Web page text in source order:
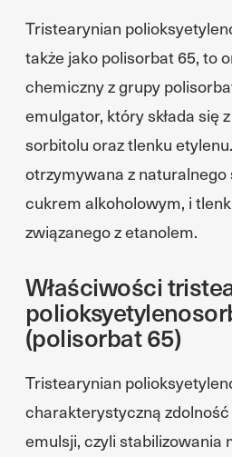
Tristearynian
także jako polisorbat 65, to
chemiczny z grupy
emulgator, który składa się
sorbitolu oraz tlenku
otrzymywana z
cukrem alkoholowym, i
związanego z etanolem.
Właściwości
(polisorbat 65)
Tristearynian
charakterystyczną
emulsji, czyli stabilizowania